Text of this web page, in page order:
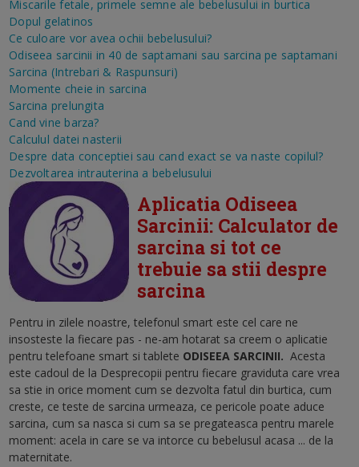
Miscarile fetale, primele semne ale bebelusului in burtica
Dopul gelatinos
Ce culoare vor avea ochii bebelusului?
Odiseea sarcinii in 40 de saptamani sau sarcina pe saptamani
Sarcina (Intrebari & Raspunsuri)
Momente cheie in sarcina
Sarcina prelungita
Cand vine barza?
Calculul datei nasterii
Despre data conceptiei sau cand exact se va naste copilul?
Dezvoltarea intrauterina a bebelusului
Aplicatia Odiseea
Sarcinii: Calculator de
sarcina si tot ce
trebuie sa stii despre
sarcina
Pentru in zilele noastre, telefonul smart este cel care ne
insosteste la fiecare pas - ne-am hotarat sa creem o aplicatie
pentru telefoane smart si tablete ODISEEA SARCINII. Acesta
este cadoul de la Desprecopii pentru fiecare graviduta care vrea
sa stie in orice moment cum se dezvolta fatul din burtica, cum
creste, ce teste de sarcina urmeaza, ce pericole poate aduce
sarcina, cum sa nasca si cum sa se pregateasca pentru marele
moment: acela in care se va intorce cu bebelusul acasa ... de la
maternitate.